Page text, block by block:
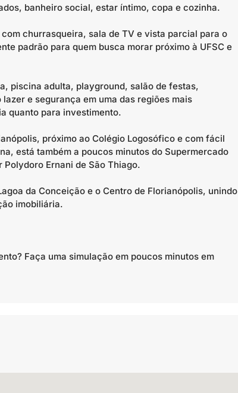
banheiro social, estar íntimo, copa e cozinha.
churrasqueira, sala de TV e vista parcial para o
padrão para quem busca morar próximo à UFSC e
piscina adulta, playground, salão de festas,
e segurança em uma das regiões mais
quanto para investimento.
próximo ao Colégio Logosófico e com fácil
está também a poucos minutos do Supermercado
Ernani de São Thiago.
da Conceição e o Centro de Florianópolis, unindo
imobiliária.
Faça uma simulação em poucos minutos em